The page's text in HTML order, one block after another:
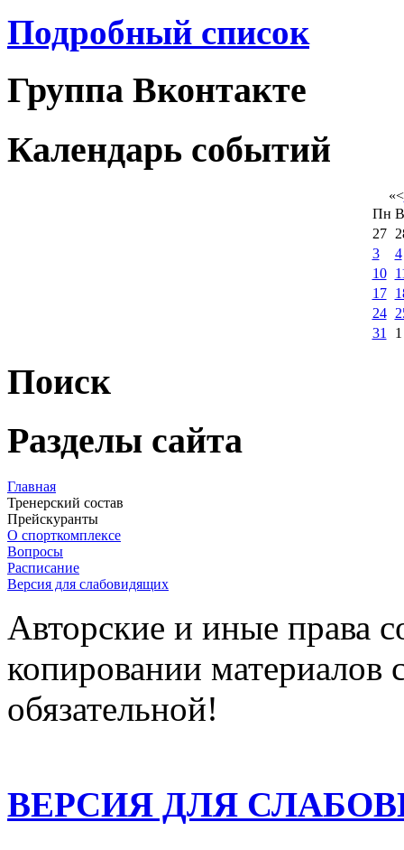
Подробный список
Группа Вконтакте
Календарь событий
«<
Пн
27
3
4
10
17
24
31
1
Поиск
Разделы сайта
Главная
Тренерский состав
Прейскуранты
О спорткомплексе
Вопросы
Расписание
Версия для слабовидящих
Авторские и иные права
копировании материалов
обязательной!
ВЕРСИЯ ДЛЯ